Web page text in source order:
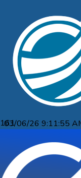
03/06/26 9:11:55
NUEVA
DINERO Y
PRÉSTAMO